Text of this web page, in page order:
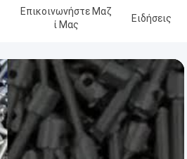
Επικοινωνήστε Μαζ
Ί Μας
Ειδήσεις